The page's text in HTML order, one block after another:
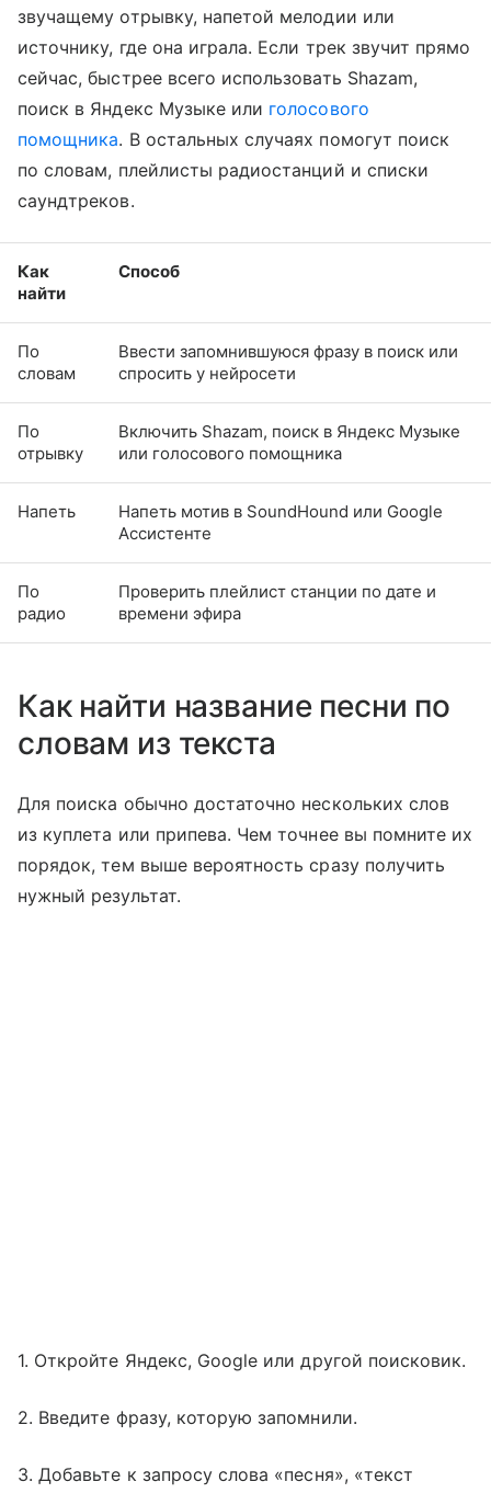
звучащему отрывку, напетой мелодии или
источнику, где она играла. Если трек звучит прямо
сейчас, быстрее всего использовать Shazam,
поиск в Яндекс Музыке или голосового
помощника. В остальных случаях помогут поиск
по словам, плейлисты радиостанций и списки
саундтреков.
Как
найти
Способ
По
словам
Ввести запомнившуюся фразу в поиск или
спросить у нейросети
По
отрывку
Включить Shazam, поиск в Яндекс Музыке
или голосового помощника
Напеть
Напеть мотив в SoundHound или Google
Ассистенте
По
радио
Проверить плейлист станции по дате и
времени эфира
Как найти название песни по
словам из текста
Для поиска обычно достаточно нескольких слов
из куплета или припева. Чем точнее вы помните их
порядок, тем выше вероятность сразу получить
нужный результат.
1. Откройте Яндекс, Google или другой поисковик.
2. Введите фразу, которую запомнили.
3. Добавьте к запросу слова «песня», «текст